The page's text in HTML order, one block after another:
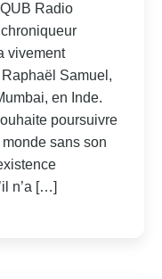
Radio
vivement
Samuel,
en Inde.
poursuivre
sans son
n’a […]